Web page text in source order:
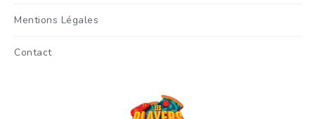
Mentions Légales
Contact